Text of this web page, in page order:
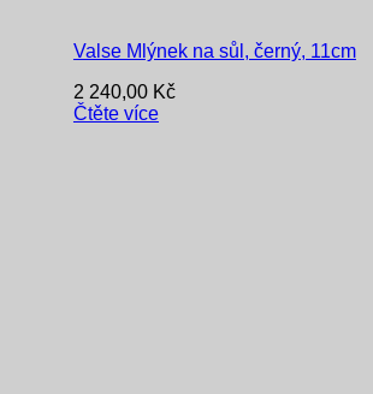
Valse Mlýnek na sůl, černý, 11cm
2 240,00 Kč
Čtěte více